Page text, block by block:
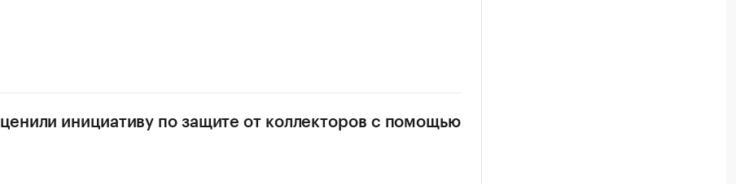
инициативу по защите от коллекторов с помощью